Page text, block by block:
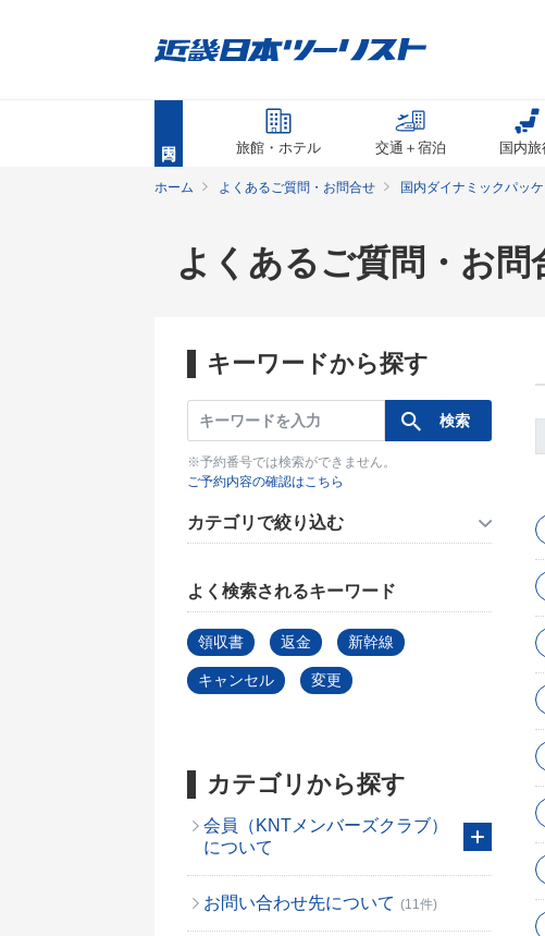
旅館・ホテル 交通＋宿泊 国内旅
ホーム よくあるご質問・お問合せ 国内ダイナミックパッケ
よくあるご質問・お問
キーワードから探す
※予約番号では検索ができません。
ご予約内容の確認はこちら
カテゴリで絞り込む
よく検索されるキーワード
領収書 返金 新幹線
キャンセル 変更
カテゴリから探す
会員（KNTメンバーズクラブ）
について
お問い合わせ先について (11件)